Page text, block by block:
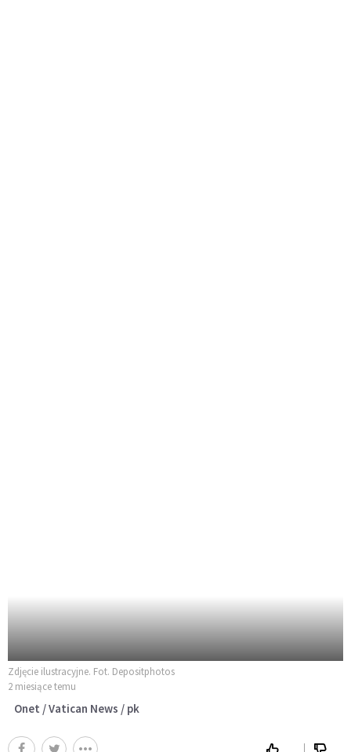
Zdjęcie ilustracyjne. Fot. Depositphotos
2 miesiące temu
Onet / Vatican News / pk